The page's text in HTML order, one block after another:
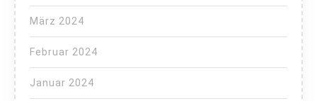
März 2024
Februar 2024
Januar 2024